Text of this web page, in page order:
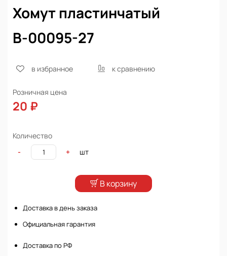
Хомут пластинчатый
В-00095-27
в избранное к сравнению
Розничная цена
20 ₽
Количество
-
+ шт
В корзину
Доставка в день заказа
Официальная гарантия
Доставка по РФ